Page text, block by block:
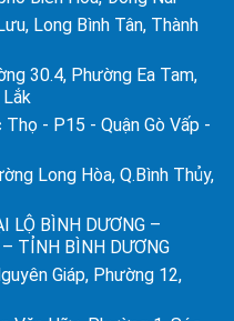
Long Bình Tân, Thành
30.4, Phường Ea Tam,
- P15 - Quận Gò Vấp -
Long Hòa, Q.Bình Thủy,
LỘ BÌNH DƯƠNG –
TỈNH BÌNH DƯƠNG
Giáp, Phường 12,